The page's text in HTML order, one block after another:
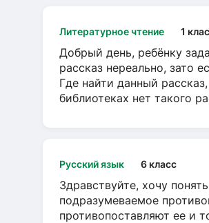
Литературное чтение 1
Добрый день, ребёнку
рассказ нереально, зато
Где найти данный
библиотеках нет такого
Русский язык 6 класс
Здравствуйте, хочу
подразумеваемое
противопоставляют ее и